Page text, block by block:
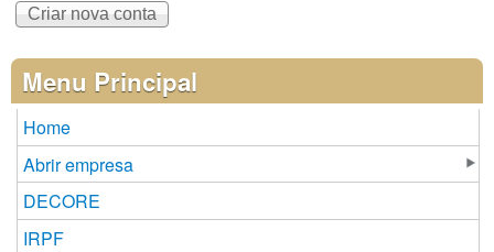
Menu Principal
Home
Abrir empresa
DECORE
IRPF